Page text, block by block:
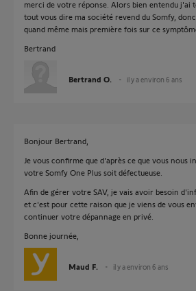
merci de votre réponse. Alors bien entendu j'ai
tout vous dire ma société revend du Somfy,
quand même mais première fois sur ce
Bertrand
Bertrand O. il y a environ 6 ans
Bonjour Bertrand,
Je vous confirme que d'après ce que vous nous
votre Somfy One Plus soit défectueuse.
Afin de gérer votre SAV, je vais avoir besoin
et c'est pour cette raison que je viens de vous
continuer votre dépannage en privé.
Bonne journée,
Maud F. il y a environ 6 ans